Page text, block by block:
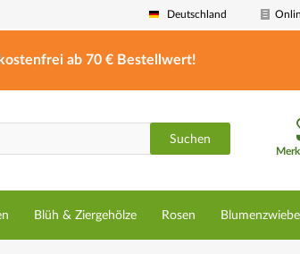
Deutschland
ab 70 € Bestellwert!
Suchen
Blüh & Ziergehölze Rosen